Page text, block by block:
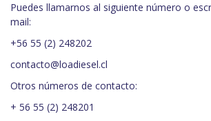
Puedes llamarnos al siguiente número o
mail:
+56 55 (2) 248202
contacto@loadiesel.cl
Otros números de contacto:
+ 56 55 (2) 248201